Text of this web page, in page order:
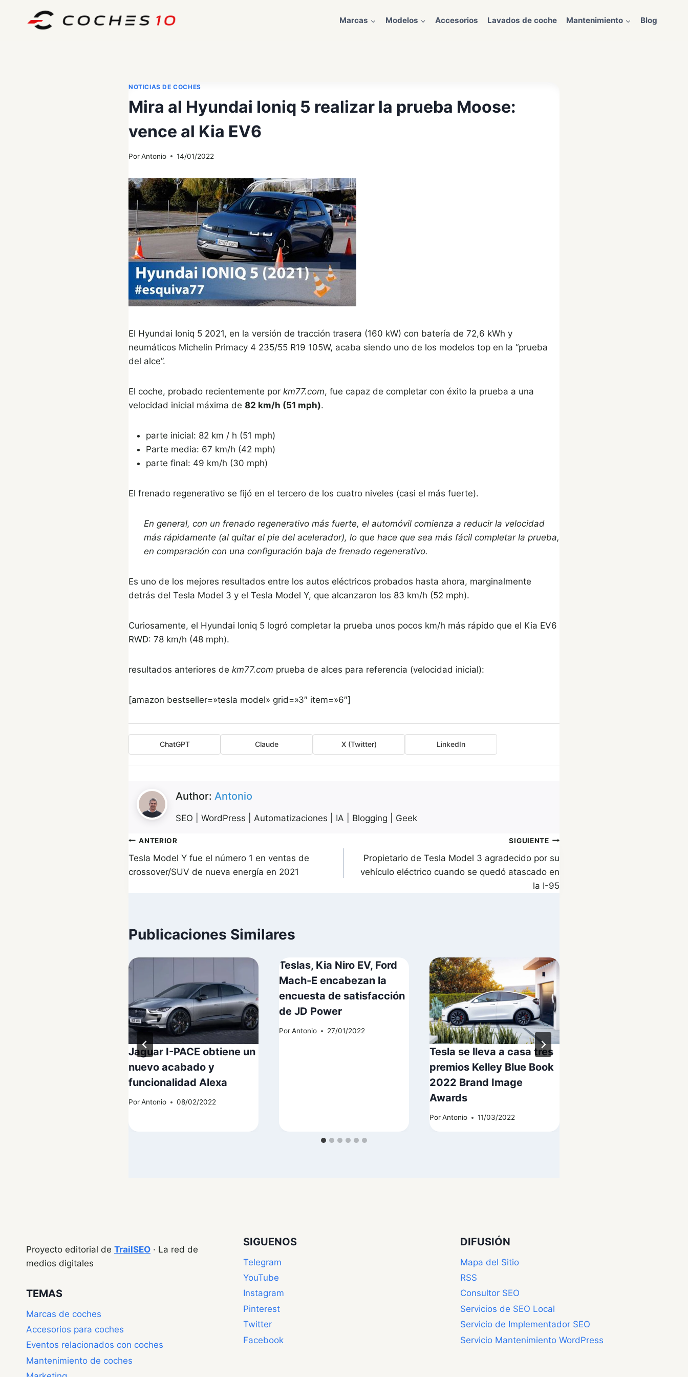
Marcas Modelos Accesorios Lavados de coche Mantenimiento Blog
NOTICIAS DE COCHES
Mira al Hyundai Ioniq 5 realizar la prueba Moose:
vence al Kia EV6
PorAntonio 14/01/2022
El Hyundai Ioniq 5 2021, en la versión de tracción trasera (160 kW) con batería de 72,6 kWh y
neumáticos Michelin Primacy 4 235/55 R19 105W, acaba siendo uno de los modelos top en la “prueba
del alce”.
El coche, probado recientemente por km77.com, fue capaz de completar con éxito la prueba a una
velocidad inicial máxima de 82 km/h (51 mph).
parte inicial: 82 km / h (51 mph)
Parte media: 67 km/h (42 mph)
parte final: 49 km/h (30 mph)
El frenado regenerativo se fijó en el tercero de los cuatro niveles (casi el más fuerte).
En general, con un frenado regenerativo más fuerte, el automóvil comienza a reducir la velocidad
más rápidamente (al quitar el pie del acelerador), lo que hace que sea más fácil completar la prueba,
en comparación con una configuración baja de frenado regenerativo.
Es uno de los mejores resultados entre los autos eléctricos probados hasta ahora, marginalmente
detrás del Tesla Model 3 y el Tesla Model Y, que alcanzaron los 83 km/h (52 mph).
Curiosamente, el Hyundai Ioniq 5 logró completar la prueba unos pocos km/h más rápido que el Kia EV6
RWD: 78 km/h (48 mph).
resultados anteriores de km77.com prueba de alces para referencia (velocidad inicial):
[amazon bestseller=»tesla model» grid=»3″ item=»6″]
ChatGPT Claude X (Twitter) LinkedIn
Author: Antonio
SEO | WordPress | Automatizaciones | IA | Blogging | Geek
Navegación
de
ANTERIOR
Tesla Model Y fue el número 1 en ventas de
crossover/SUV de nueva energía en 2021
SIGUIENTE
Propietario de Tesla Model 3 agradecido por su
vehículo eléctrico cuando se quedó atascado en
la I-95
Publicaciones Similares
Jaguar I-PACE obtiene un
nuevo acabado y
funcionalidad Alexa
PorAntonio 08/02/2022
Teslas, Kia Niro EV, Ford
Mach-E encabezan la
encuesta de satisfacción
de JD Power
PorAntonio 27/01/2022
Tesla se lleva a casa tres
premios Kelley Blue Book
2022 Brand Image
Awards
PorAntonio 11/03/2022
Proyecto editorial de TrailSEO · La red de
medios digitales
TEMAS
Marcas de coches
Accesorios para coches
Eventos relacionados con coches
Mantenimiento de coches
SIGUENOS
Telegram
YouTube
Instagram
Pinterest
Twitter
Facebook
DIFUSIÓN
Mapa del Sitio
RSS
Consultor SEO
Servicios de SEO Local
Servicio de Implementador SEO
Servicio Mantenimiento WordPress